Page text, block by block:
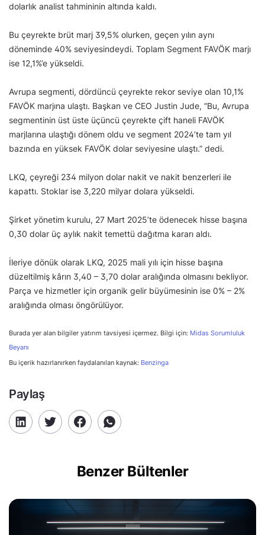
dolarlık analist tahmininin altında kaldı.
Bu çeyrekte brüt marj 39,5% olurken, geçen yılın aynı
döneminde 40% seviyesindeydi. Toplam Segment FAVÖK marjı
ise 12,1%’e yükseldi.
Avrupa segmenti, dördüncü çeyrekte rekor seviye olan 10,1%
FAVÖK marjına ulaştı. Başkan ve CEO Justin Jude, “Bu, Avrupa
segmentinin üst üste üçüncü çeyrekte çift haneli FAVÖK
marjlarına ulaştığı dönem oldu ve segment 2024’te tam yıl
bazında en yüksek FAVÖK dolar seviyesine ulaştı.” dedi.
LKQ, çeyreği 234 milyon dolar nakit ve nakit benzerleri ile
kapattı. Stoklar ise 3,220 milyar dolara yükseldi.
Şirket yönetim kurulu, 27 Mart 2025’te ödenecek hisse başına
0,30 dolar üç aylık nakit temettü dağıtma kararı aldı.
İleriye dönük olarak LKQ, 2025 mali yılı için hisse başına
düzeltilmiş kârın 3,40 – 3,70 dolar aralığında olmasını bekliyor.
Parça ve hizmetler için organik gelir büyümesinin ise 0% – 2%
aralığında olması öngörülüyor.
Burada yer alan bilgiler yatırım tavsiyesi içermez. Bilgi için: Midas Sorumluluk
Beyanı
Bu içerik hazırlanırken faydalanılan kaynak: Benzinga
Paylaş
Benzer Bültenler